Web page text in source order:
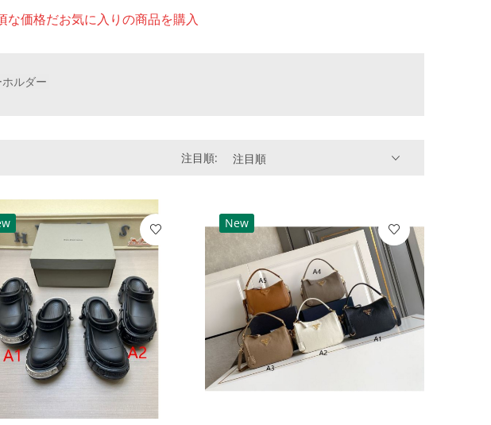
価格だお気に入りの商品を購入
ルダー
注目順: 注目順
New